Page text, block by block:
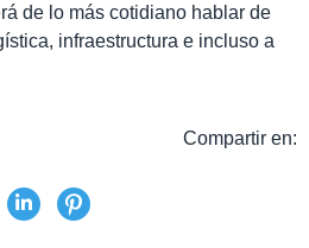
de lo más cotidiano hablar de
infraestructura e incluso a
Compartir en: